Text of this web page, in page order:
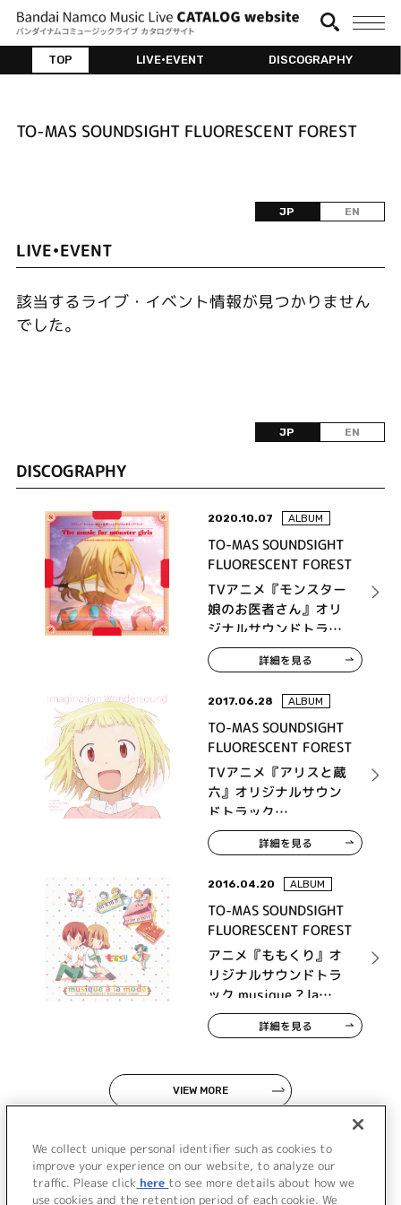
TOP LIVE•EVENT DISCOGRAPHY
TO-MAS SOUNDSIGHT FLUORESCENT FOREST
JP EN
LIVE•EVENT
該当するライブ・イベント情報が見つかりません
でした。
JP EN
DISCOGRAPHY
2020.10.07 ALBUM
TO-MAS SOUNDSIGHT
FLUORESCENT FOREST
TVアニメ『モンスター
娘のお医者さん』オリ
ジナルサウンドトラッ
ク The music for
monster girls
詳細を見る
2017.06.28 ALBUM
TO-MAS SOUNDSIGHT
FLUORESCENT FOREST
TVアニメ『アリスと蔵
六』オリジナルサウン
ドトラック
Imagination
Wondersound
詳細を見る
2016.04.20 ALBUM
TO-MAS SOUNDSIGHT
FLUORESCENT FOREST
アニメ『ももくり』オ
リジナルサウンドトラ
ック musique ? la
mode
詳細を見る
VIEW MORE
JP
We collect unique personal identifier such as cookies to
improve your experience on our website, to analyze our
traffic. Please click here to see more details about how we
use cookies and the retention period of each cookie. We